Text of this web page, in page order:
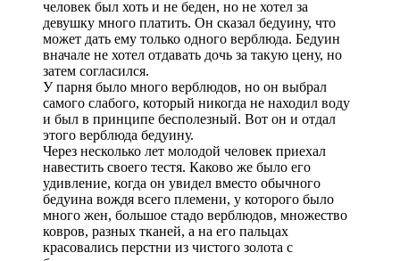
человек был хоть и не беден, но не хотел за
девушку много платить. Он сказал бедуину, что
может дать ему только одного верблюда. Бедуин
вначале не хотел отдавать дочь за такую цену, но
затем согласился.
У парня было много верблюдов, но он выбрал
самого слабого, который никогда не находил воду
и был в принципе бесполезный. Вот он и отдал
этого верблюда бедуину.
Через несколько лет молодой человек приехал
навестить своего тестя. Каково же было его
удивление, когда он увидел вместо обычного
бедуина вождя всего племени, у которого было
много жен, большое стадо верблюдов, множество
ковров, разных тканей, а на его пальцах
красовались перстни из чистого золота с